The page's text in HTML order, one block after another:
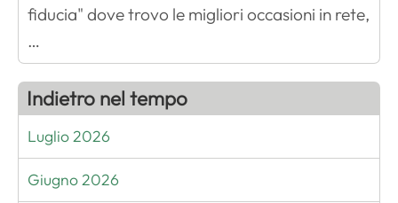
fiducia" dove trovo le migliori occasioni in rete,
…
Indietro nel tempo
Luglio 2026
Giugno 2026